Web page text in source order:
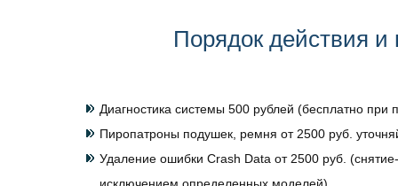
Порядок действия и
Диагностика системы 500 рублей (бесплатно при
Пиропатроны подушек, ремня от 2500 руб.
Удаление ошибки Crash Data от 2500 руб. (снятие-